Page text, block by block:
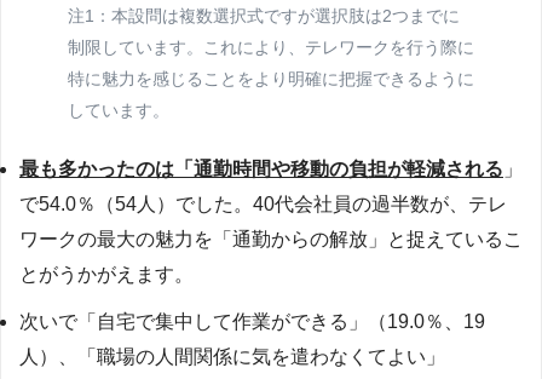
注1：本設問は複数選択式ですが選択肢は2つまでに
制限しています。これにより、テレワークを行う際に
特に魅力を感じることをより明確に把握できるように
しています。
最も多かったのは「通勤時間や移動の負担が軽減される 」
で54.0％（54人）でした。40代会社員の過半数が、テレ
ワークの最大の魅力を「通勤からの解放」と捉えているこ
とがうかがえます。
次いで「自宅で集中して作業ができる」（19.0％、19
人）、「職場の人間関係に気を遣わなくてよい」